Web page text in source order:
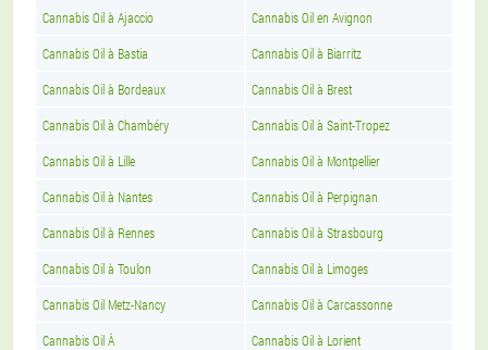
Cannabis Oil à Ajaccio Cannabis Oil en Avignon
Cannabis Oil à Bastia Cannabis Oil à Biarritz
Cannabis Oil à Bordeaux Cannabis Oil à Brest
Cannabis Oil à Chambéry Cannabis Oil à Saint-Tropez
Cannabis Oil à Lille Cannabis Oil à Montpellier
Cannabis Oil à Nantes Cannabis Oil à Perpignan
Cannabis Oil à Rennes Cannabis Oil à Strasbourg
Cannabis Oil à Toulon Cannabis Oil à Limoges
Cannabis Oil Metz-Nancy Cannabis Oil à Carcassonne
Cannabis Oil À Cannabis Oil à Lorient